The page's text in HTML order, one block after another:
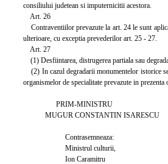
consiliului judetean si imputernicitii acestora.
Art. 26
Contraventiilor prevazute la art. 24 le sunt
ulterioare, cu exceptia prevederilor art. 25 - 27.
Art. 27
(1) Desfiintarea, distrugerea partiala sau
(2) In cazul degradarii monumentelor istorice
organismelor de specialitate prevazute in prezenta
PRIM-MINISTRU
MUGUR CONSTANTIN ISARESCU
Contrasemneaza:
Ministrul culturii,
Ion Caramitru